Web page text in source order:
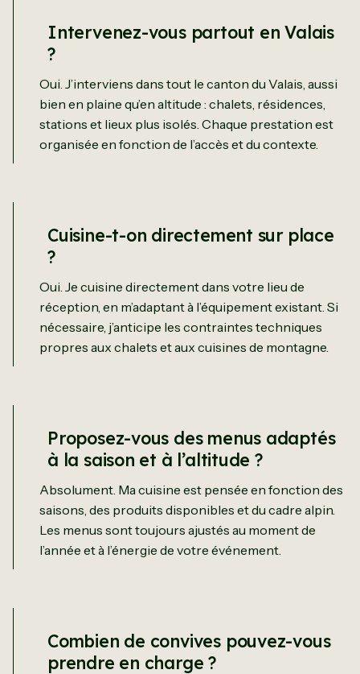
Intervenez-vous partout en Valais
?
Oui. J’interviens dans tout le canton du Valais, aussi
bien en plaine qu’en altitude : chalets, résidences,
stations et lieux plus isolés. Chaque prestation est
organisée en fonction de l’accès et du contexte.
Cuisine-t-on directement sur place
?
Oui. Je cuisine directement dans votre lieu de
réception, en m’adaptant à l’équipement existant. Si
nécessaire, j’anticipe les contraintes techniques
propres aux chalets et aux cuisines de montagne.
Proposez-vous des menus adaptés
à la saison et à l’altitude ?
Absolument. Ma cuisine est pensée en fonction des
saisons, des produits disponibles et du cadre alpin.
Les menus sont toujours ajustés au moment de
l’année et à l’énergie de votre événement.
Combien de convives pouvez-vous
prendre en charge ?